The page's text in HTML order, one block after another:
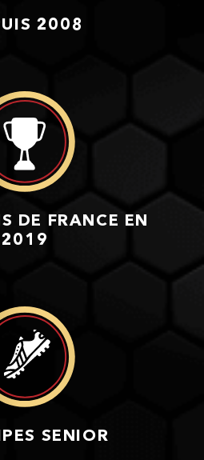
2008
DE FRANCE EN
2019
SENIOR